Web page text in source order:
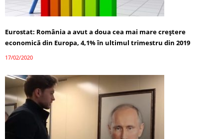
Eurostat: România a avut a doua cea mai mare creștere
economică din Europa, 4,1% în ultimul trimestru din 2019
17/02/2020